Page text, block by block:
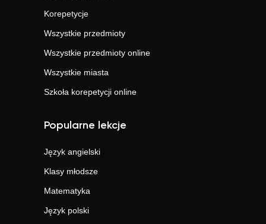
Korepetycje
Wszystkie przedmioty
Wszystkie przedmioty online
Wszystkie miasta
Szkoła korepetycji online
Popularne lekcje
Język angielski
Klasy młodsze
Matematyka
Język polski